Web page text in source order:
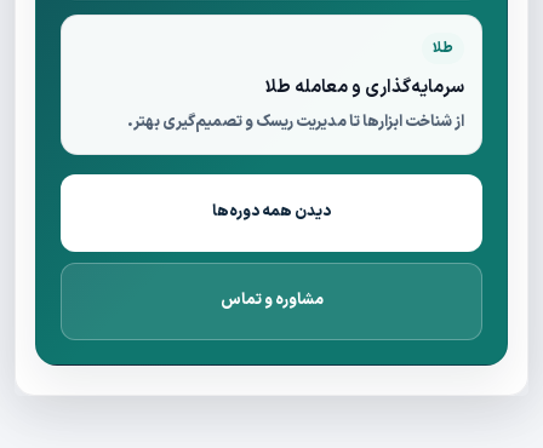
طلا
سرمایه‌گذاری و معامله طلا
از شناخت ابزارها تا مدیریت ریسک و تصمیم‌گیری بهتر.
دیدن همه دوره‌ها
مشاوره و تماس